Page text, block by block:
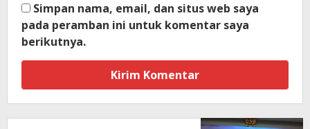
Simpan nama, email, dan situs web saya
pada peramban ini untuk komentar saya
berikutnya.